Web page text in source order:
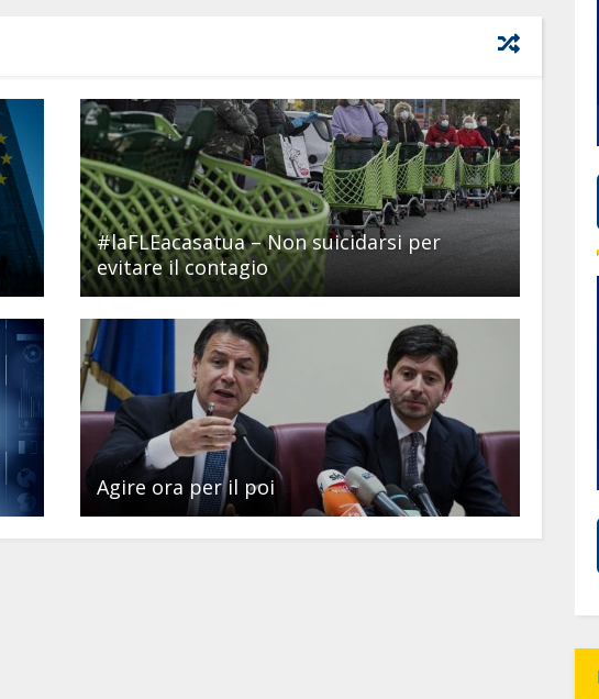
#laFLEacasatua – Non suicidarsi per
evitare il contagio
Agire ora per il poi